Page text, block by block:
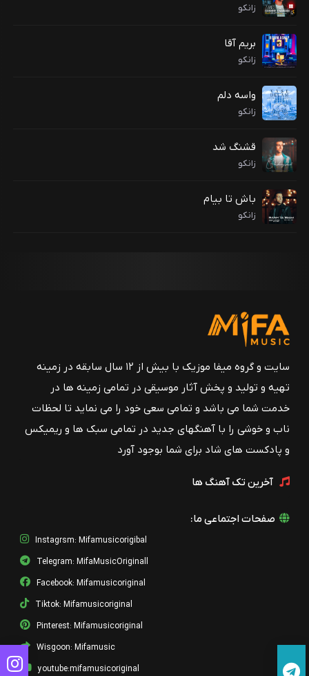
زانکو
بریم آقا
زانکو
واسه دلم
زانکو
قشنگ شد
زانکو
باش تا بیام
زانکو
سایت و گروه میفا موزیک با بیش از ۱۲ سال سابقه در زمینه
تهیه و تولید و پخش آثار موسیقی در تمامی زمینه ها در
خدمت شما می باشد و تمامی سعی خود را می نماید تا لحظات
ناب و خوشی را با آهنگهای جدید در تمامی سبک ها و ریمیکس
و پادکست های شاد برای شما بوجود آورد
آخرین تک آهنگ ها
صفحات اجتماعی ما:
Instagrsm: Mifamusicorigibal
Telegram: MifaMusicOriginall
Facebook: Mifamusicoriginal
Tiktok: Mifamusicoriginal
Pinterest: Mifamusicoriginal
Wisgoon: Mifamusic
youtube:mifamusicoriginal